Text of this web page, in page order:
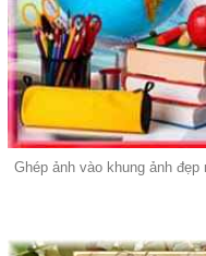
Ghép ảnh vào khung ảnh